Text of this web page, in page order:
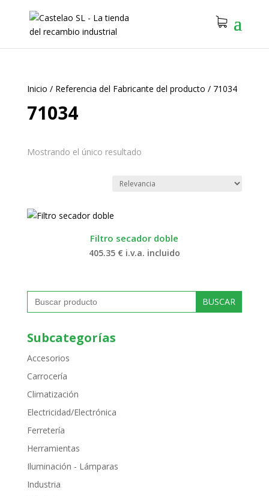
Inicio / Referencia del Fabricante del producto / 71034
71034
Mostrando el único resultado
Filtro secador doble
405.35 € i.v.a. incluido
Buscar:
Subcategorías
Accesorios
Carrocería
Climatización
Electricidad/Electrónica
Ferretería
Herramientas
Iluminación - Lámparas
Industria